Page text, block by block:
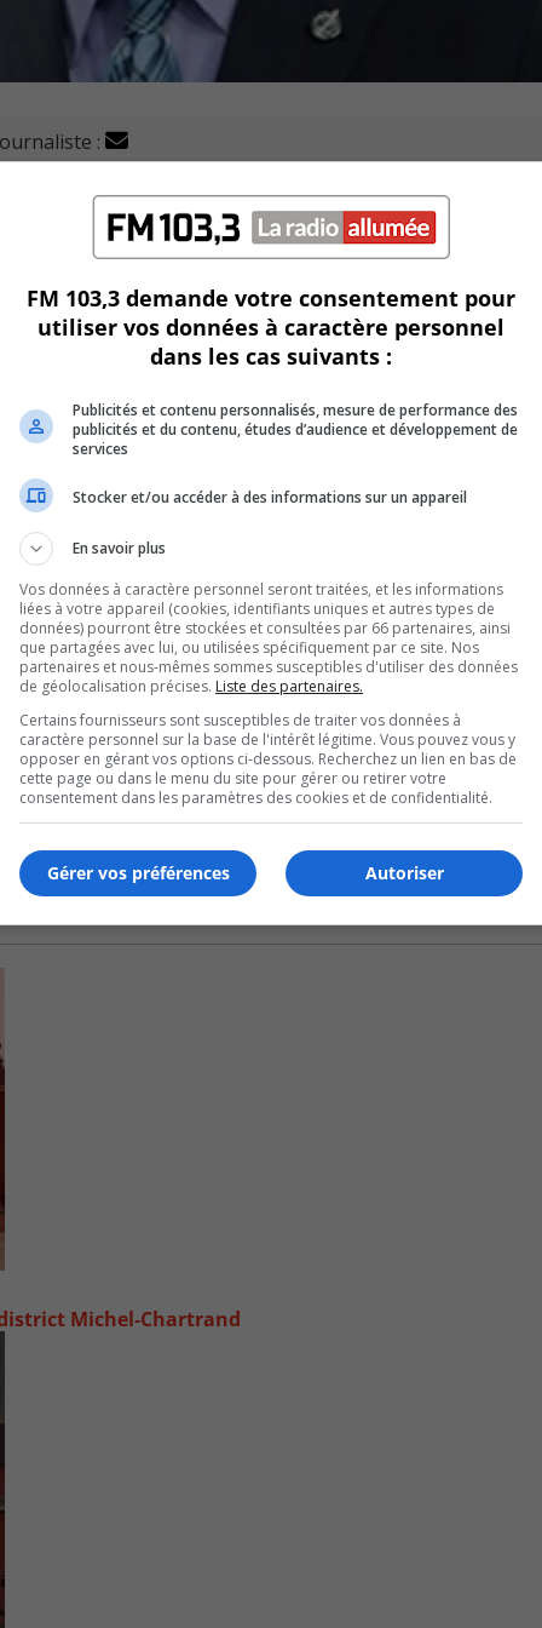
:
Xavier Barsalou-Duval, dresse le bilan de sa dernière
le député bloquiste a eu l’occasion de prendre
perte de contrôle du gouvernement Trudeau en matière
Canada.
la Chambre ce printemps, c’était généralement pour les
maires du Québec et qui se fait expulser du parlement,
français, c’était un triste spectacle », a déclaré
de son parti qui ont su demeurer rigoureux dans leur
en vigueur de la nouvelle réglementation à la
cet été, un dossier de longue date mené par son bureau.
Michel‑Chartrand
FM 103,3 demande votre consentement pour
utiliser vos données à caractère personnel
dans les cas suivants :
Publicités et contenu personnalisés, mesure de performance des
publicités et du contenu, études d’audience et développement de
services
Stocker et/ou accéder à des informations sur un appareil
En savoir plus
Vos données à caractère personnel seront traitées, et les informations
liées à votre appareil (cookies, identifiants uniques et autres types de
données) pourront être stockées et consultées par 66 partenaires, ainsi
que partagées avec lui, ou utilisées spécifiquement par ce site. Nos
partenaires et nous-mêmes sommes susceptibles d'utiliser des données
de géolocalisation précises. Liste des partenaires.
Certains fournisseurs sont susceptibles de traiter vos données à
caractère personnel sur la base de l'intérêt légitime. Vous pouvez vous y
opposer en gérant vos options ci-dessous. Recherchez un lien en bas de
cette page ou dans le menu du site pour gérer ou retirer votre
consentement dans les paramètres des cookies et de confidentialité.
Autoriser
Gérer vos préférences